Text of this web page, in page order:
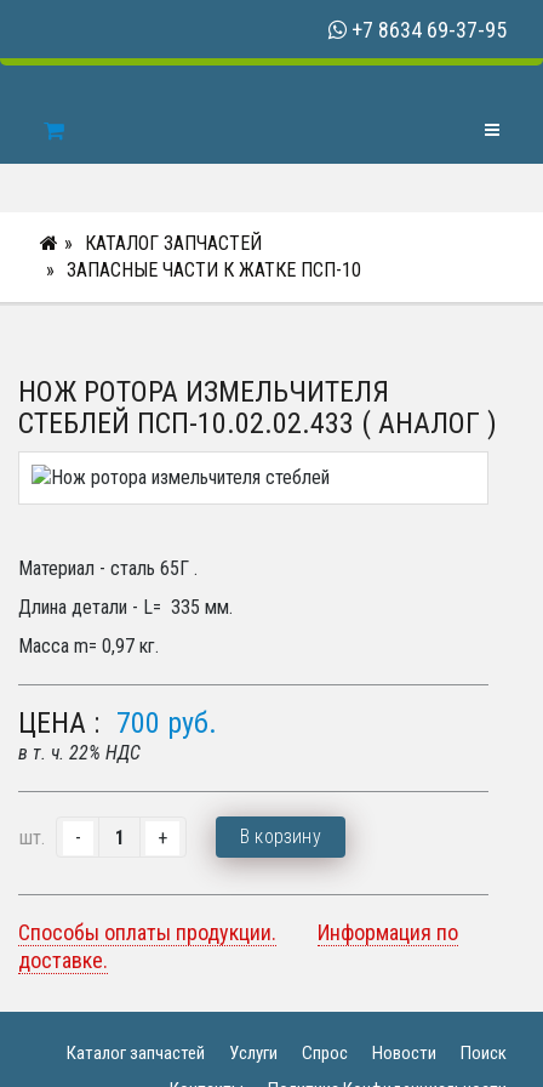
+7 8634 69-37-95
Toggle
КАТАЛОГ ЗАПЧАСТЕЙ
ЗАПАСНЫЕ ЧАСТИ К ЖАТКЕ ПСП-10
НОЖ РОТОРА ИЗМЕЛЬЧИТЕЛЯ
СТЕБЛЕЙ ПСП-10.02.02.433 ( АНАЛОГ )
Материал - сталь 65Г .
Длина детали - L= 335 мм.
Масса m= 0,97 кг.
ЦЕНА : 700 руб.
в т. ч. 22% НДС
шт. В корзину
Способы оплаты продукции.
Информация по
доставке.
Каталог запчастей Услуги Спрос Новости
Поиск